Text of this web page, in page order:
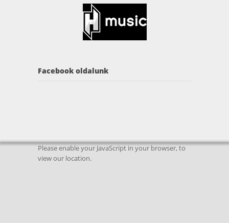
Facebook oldalunk
Please enable your JavaScript in your browser, to
view our location.